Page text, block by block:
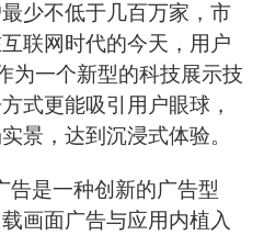
少不低于几百万家，市
联网时代的今天，用户
为一个新型的科技展示技
式更能吸引用户眼球，
景，达到沉浸式体验。
告是一种创新的广告型
画面广告与应用内植入